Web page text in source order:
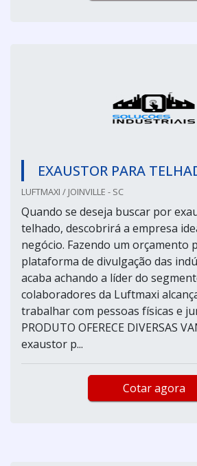
EXAUSTOR PARA
LUFTMAXI / JOINVILLE - SC
Quando se deseja buscar por
telhado, descobrirá a empresa
negócio. Fazendo um orçamento
plataforma de divulgação das
acaba achando a líder do
colaboradores da Luftmaxi
trabalhar com pessoas físicas e
PRODUTO OFERECE DIVERSAS
exaustor p...
Cotar agora